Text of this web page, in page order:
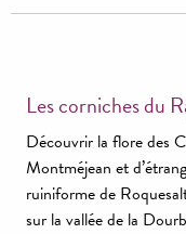
Les corniches du
Découvrir la flore des
Montméjean et
ruiniforme de
sur la vallée de la